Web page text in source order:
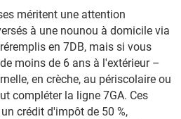
méritent une attention
à une nounou à domicile via
en 7DB, mais si vous
moins de 6 ans à l'extérieur –
en crèche, au périscolaire ou
compléter la ligne 7GA. Ces
crédit d'impôt de 50 %,